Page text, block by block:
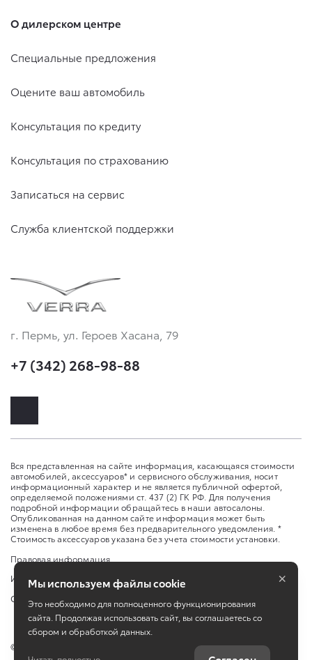
О дилерском центре
Специальные предложения
Оцените ваш автомобиль
Консультация по кредиту
Консультация по страхованию
Записаться на сервис
Служба клиентской поддержки
г. Пермь, ул. Героев Хасана, 79
+7 (342) 268-98-88
Вся представленная на сайте информация, касающаяся стоимости
автомобилей, аксессуаров* и сервисного обслуживания, носит
информационный характер и не является публичной офертой,
определяемой положениями ст. 437 (2) ГК РФ. Для получения
подробной информации обращайтесь в наши автосалоны.
Опубликованная на данном сайте информация может быть
изменена в любое время без предварительного уведомления. *
Стоимость аксессуаров указана без учета стоимости установки.
Правовая информация
Изменить настройку cookies
Сбросить cookie
©
Мы используем файлы cookie
Это необходимо для полноценного функционирования
сайта. Продолжая использовать сайт, вы соглашаетесь со
сбором и обработкой данных.
×